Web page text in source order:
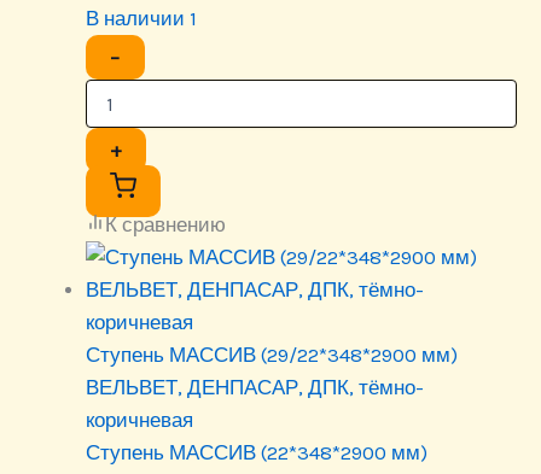
В наличии 1
−
+
К сравнению
Ступень МАССИВ (29/22*348*2900 мм)
ВЕЛЬВЕТ, ДЕНПАСАР, ДПК, тёмно-
коричневая
Ступень МАССИВ (22*348*2900 мм)